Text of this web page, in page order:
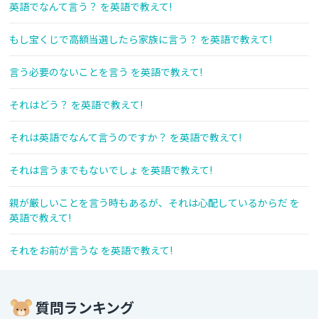
英語でなんて言う？ を英語で教えて!
もし宝くじで高額当選したら家族に言う？ を英語で教えて!
言う必要のないことを言う を英語で教えて!
それはどう？ を英語で教えて!
それは英語でなんて言うのですか？ を英語で教えて!
それは言うまでもないでしょ を英語で教えて!
親が厳しいことを言う時もあるが、それは心配しているからだ を
英語で教えて!
それをお前が言うな を英語で教えて!
質問ランキング